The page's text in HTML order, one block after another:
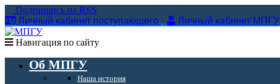
Подпишись на RSS
Личный кабинет поступающего
Личный кабинет МПГУ
Навигация по сайту
Об МПГУ
Наша история